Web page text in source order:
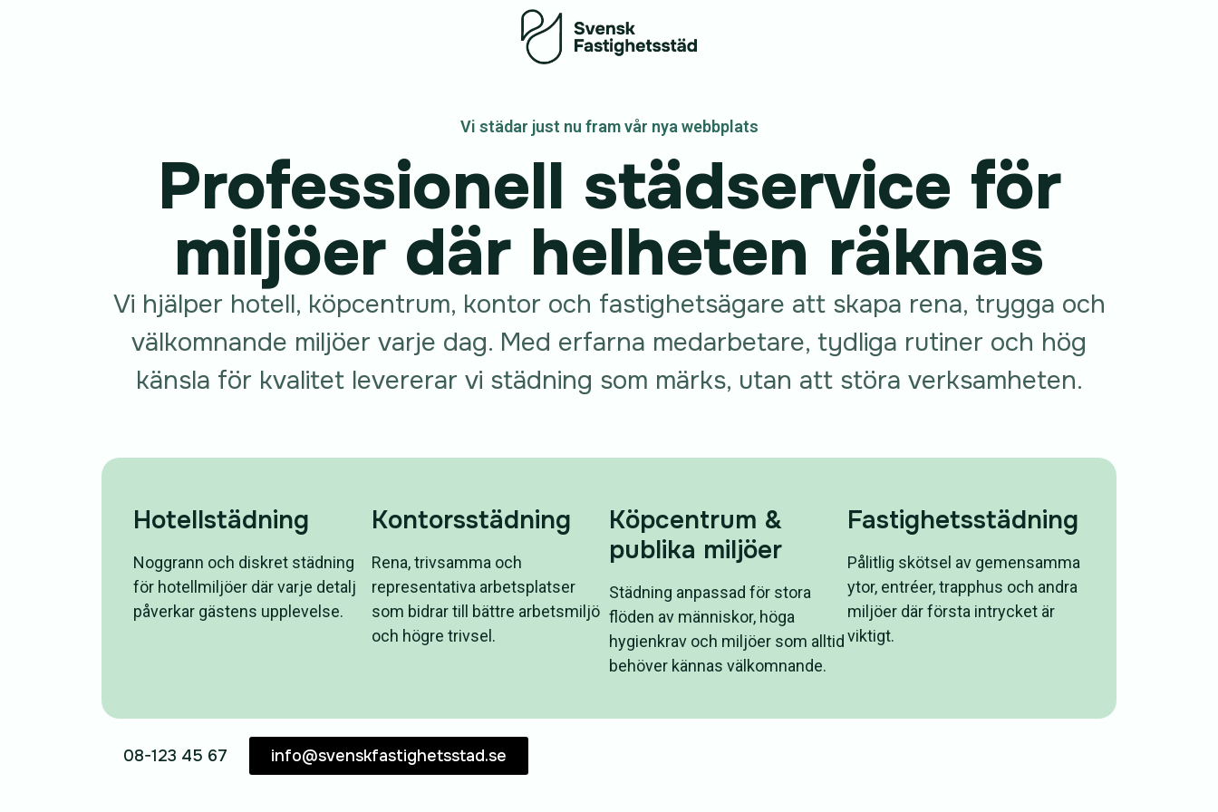
Vi städar just nu fram vår nya webbplats
Professionell städservice för
miljöer där helheten räknas
Vi hjälper hotell, köpcentrum, kontor och fastighetsägare att skapa rena, trygga och
välkomnande miljöer varje dag. Med erfarna medarbetare, tydliga rutiner och hög
känsla för kvalitet levererar vi städning som märks, utan att störa verksamheten.
Hotellstädning
Noggrann och diskret städning
för hotellmiljöer där varje detalj
påverkar gästens upplevelse.
Kontorsstädning
Rena, trivsamma och
representativa arbetsplatser
som bidrar till bättre arbetsmiljö
och högre trivsel.
Köpcentrum &
publika miljöer
Städning anpassad för stora
flöden av människor, höga
hygienkrav och miljöer som alltid
behöver kännas välkomnande.
Fastighetsstädning
Pålitlig skötsel av gemensamma
ytor, entréer, trapphus och andra
miljöer där första intrycket är
viktigt.
08-123 45 67 info@svenskfastighetsstad.se